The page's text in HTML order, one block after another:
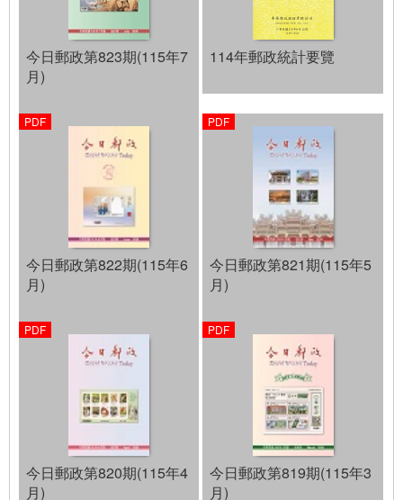
今日郵政第823期(115年7
月)
114年郵政統計要覽
今日郵政第822期(115年6
月)
今日郵政第821期(115年5
月)
今日郵政第820期(115年4
月)
今日郵政第819期(115年3
月)